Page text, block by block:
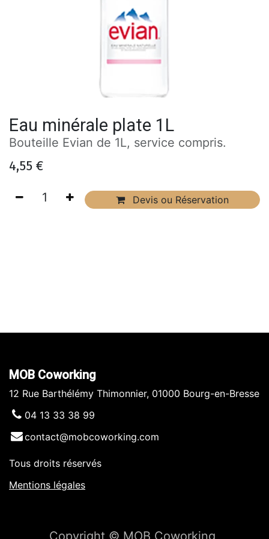
Eau minérale plate 1L
Bouteille Evian de 1L, service compris.
4,55 €
Devis ou Réservation
MOB Coworking
12 Rue Barthélémy Thimonnier, 01000 Bourg-en-Bresse
04 13 33 38 99
contact@mobcoworking.com
Tous droits réservés
Mentions légales
Copyright © MOB Coworking